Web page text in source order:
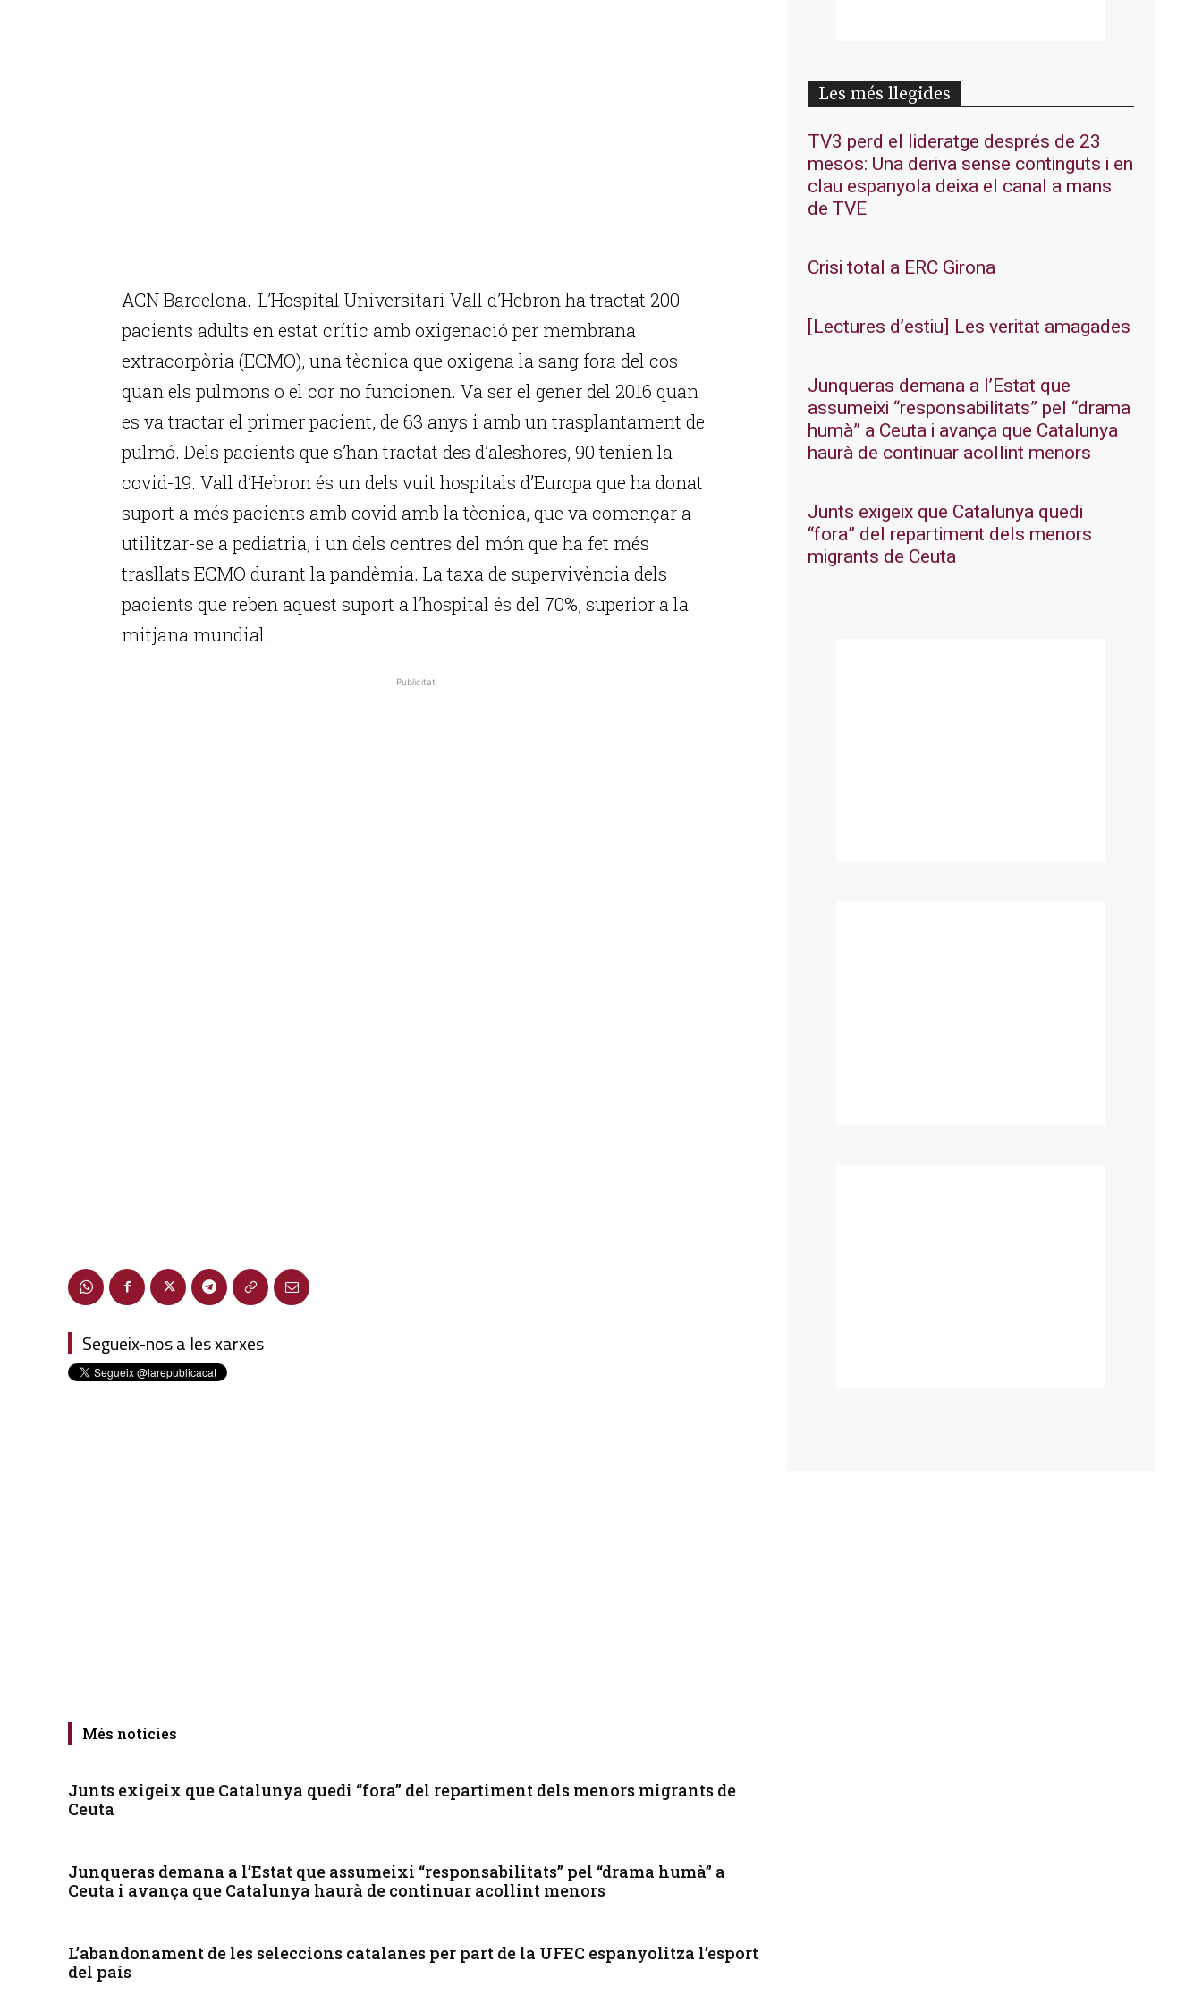
ACN Barcelona.-L’Hospital Universitari Vall d’Hebron ha tractat 200
pacients adults en estat crític amb oxigenació per membrana
extracorpòria (ECMO), una tècnica que oxigena la sang fora del cos
quan els pulmons o el cor no funcionen. Va ser el gener del 2016 quan
es va tractar el primer pacient, de 63 anys i amb un trasplantament de
pulmó. Dels pacients que s’han tractat des d’aleshores, 90 tenien la
covid-19. Vall d’Hebron és un dels vuit hospitals d’Europa que ha donat
suport a més pacients amb covid amb la tècnica, que va començar a
utilitzar-se a pediatria, i un dels centres del món que ha fet més
trasllats ECMO durant la pandèmia. La taxa de supervivència dels
pacients que reben aquest suport a l’hospital és del 70%, superior a la
mitjana mundial.
Publicitat
Segueix-nos a les xarxes
Més notícies
Junts exigeix que Catalunya quedi “fora” del repartiment dels menors migrants de
Ceuta
Junqueras demana a l’Estat que assumeixi “responsabilitats” pel “drama humà” a
Ceuta i avança que Catalunya haurà de continuar acollint menors
L’abandonament de les seleccions catalanes per part de la UFEC espanyolitza l’esport
del país
Les més llegides
TV3 perd el lideratge després de 23
mesos: Una deriva sense continguts i en
clau espanyola deixa el canal a mans
de TVE
Crisi total a ERC Girona
[Lectures d’estiu] Les veritat amagades
Junqueras demana a l’Estat que
assumeixi “responsabilitats” pel “drama
humà” a Ceuta i avança que Catalunya
haurà de continuar acollint menors
Junts exigeix que Catalunya quedi
“fora” del repartiment dels menors
migrants de Ceuta